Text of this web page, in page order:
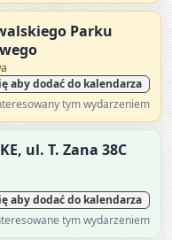
Parku
aby dodać do kalendarza
tym wydarzeniem
ul. T. Zana 38C
aby dodać do kalendarza
tym wydarzeniem